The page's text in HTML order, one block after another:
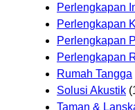
Perlengkapan
Perlengkapan
Perlengkapan
Perlengkapan
Rumah Tangga
Solusi Akustik
Taman &